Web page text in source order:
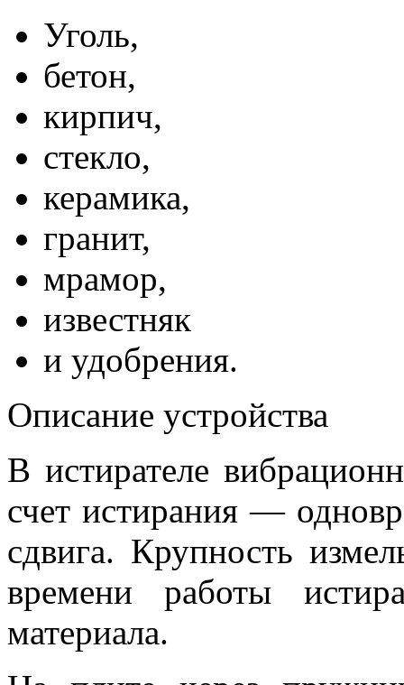
Уголь,
бетон,
кирпич,
стекло,
керамика,
гранит,
мрамор,
известняк
и удобрения.
Описание устройства
В истирателе
счет истирания —
сдвига. Крупность
времени работы
материала.